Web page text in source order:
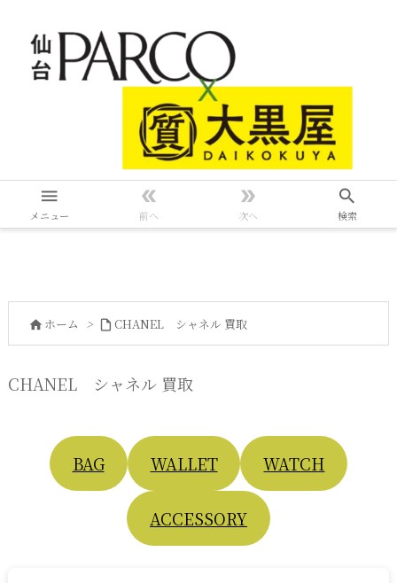

メニュー

前へ

次へ

検索
 ホーム >  CHANEL シャネル 買取
CHANEL シャネル 買取
BAG WALLET WATCH
ACCESSORY